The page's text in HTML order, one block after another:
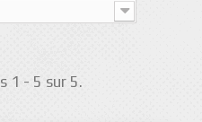
1 - 5 sur 5.